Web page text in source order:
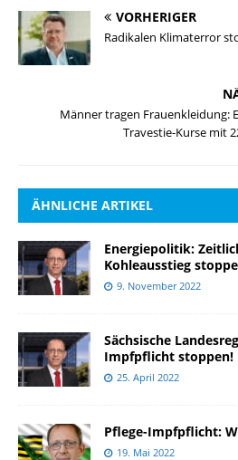
VORHERIGER
Radikalen Klimaterror
Männer tragen Frauenkleidung:
Travestie-Kurse mit
ÄHNLICHE ARTIKEL
Energiepolitik:
Kohleausstieg
9. November 2022
Sächsische
Impfpflicht stoppen!
25. April 2022
Pflege-Impfpflicht:
19. Mai 2022